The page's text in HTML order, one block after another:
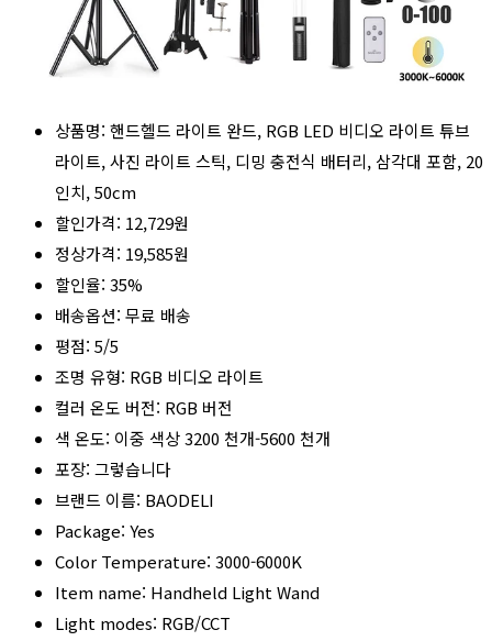
상품명: 핸드헬드 라이트 완드, RGB LED 비디오 라이트 튜브
라이트, 사진 라이트 스틱, 디밍 충전식 배터리, 삼각대 포함, 20
인치, 50cm
할인가격: 12,729원
정상가격: 19,585원
할인율: 35%
배송옵션: 무료 배송
평점: 5/5
조명 유형: RGB 비디오 라이트
컬러 온도 버전: RGB 버전
색 온도: 이중 색상 3200 천개-5600 천개
포장: 그렇습니다
브랜드 이름: BAODELI
Package: Yes
Color Temperature: 3000-6000K
Item name: Handheld Light Wand
Light modes: RGB/CCT